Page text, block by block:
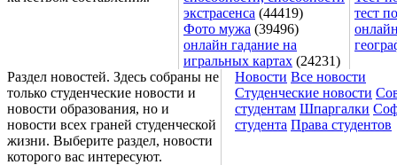
экстрасенса (44419)
Фото мужа (39496)
онлайн гадание на
игральных картах (24231)
тест
Раздел новостей. Здесь собраны не
только студенческие новости и
новости образования, но и
новости всех граней студенческой
жизни. Выберите раздел, новости
которого вас интересуют.
Новости Все новости
Студенческие новости
студентам Шпаргалки
студента Права студентов